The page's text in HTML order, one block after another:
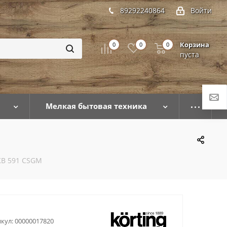
Войти
89292240864
0 0 Корзина
пуста
0
Мелкая бытовая техника
591 CSGM
00000017820